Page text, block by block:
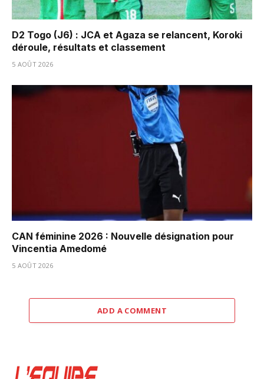
D2 Togo (J6) : JCA et Agaza se relancent, Koroki
déroule, résultats et classement
5 AOÛT 2026
CAN féminine 2026 : Nouvelle désignation pour
Vincentia Amedomé
5 AOÛT 2026
ADD A COMMENT